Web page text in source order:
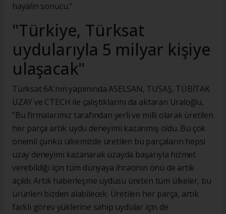
hayalin sonucu."
"Türkiye, Türksat
uydularıyla 5 milyar kişiye
ulaşacak"
Türksat 6A'nın yapımında ASELSAN, TUSAŞ, TÜBİTAK
UZAY ve CTECH ile çalıştıklarını da aktaran Uraloğlu,
"Bu firmalarımız tarafından yerli ve milli olarak üretilen
her parça artık uydu deneyimi kazanmış oldu. Bu çok
önemli çünkü ülkemizde üretilen bu parçaların hepsi
uzay deneyimi kazanarak uzayda başarıyla hizmet
verebildiği için tüm dünyaya ihracının önü de artık
açıldı. Artık haberleşme uydusu üreten tüm ülkeler, bu
ürünleri bizden alabilecek. Üretilen her parça, artık
farklı görev yüklerine sahip uydular için de